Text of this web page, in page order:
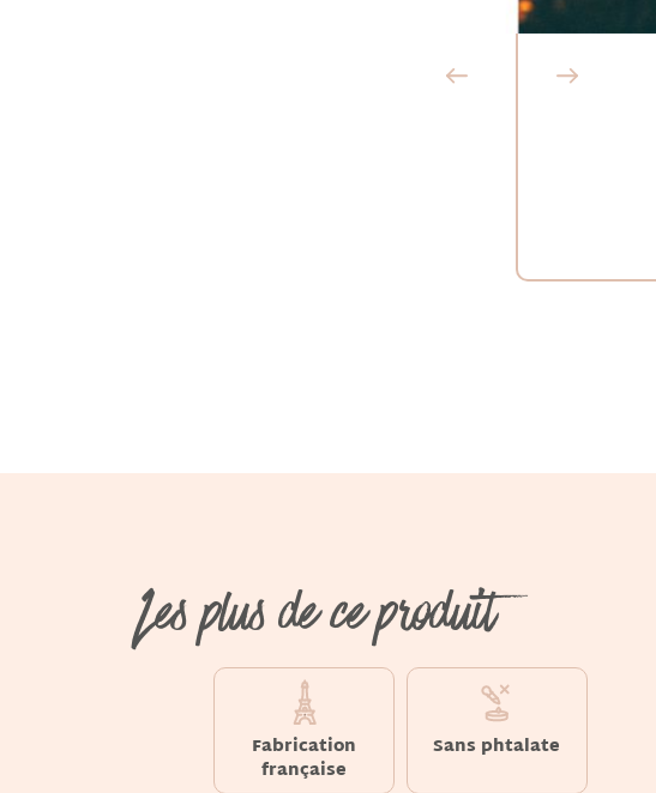
Les plus de ce produit
Fabrication
française
Sans phtalate